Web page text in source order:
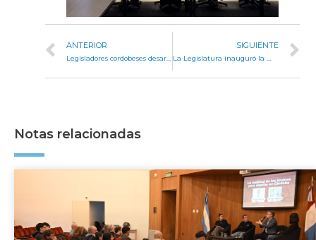
ANTERIOR
Legisladores cordobeses desarrollan actividades institucionales en España
SIGUIENTE
Notas relacionadas